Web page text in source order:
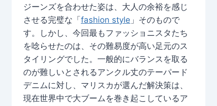
ジーンズを合わせた姿は、大人の余裕を感じ
させる完璧な「 fashion style 」そのもので
す。しかし、今回最もファッショニスタたち
を唸らせたのは、その難易度が高い足元のス
タイリングでした。一般的にバランスを取る
のが難しいとされるアンクル丈のテーパード
デニムに対し、マリスカが選んだ解決策は、
現在世界中で大ブームを巻き起こしているア